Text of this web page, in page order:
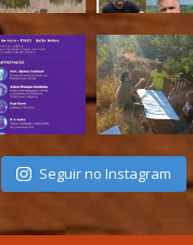
Seguir no Instagram